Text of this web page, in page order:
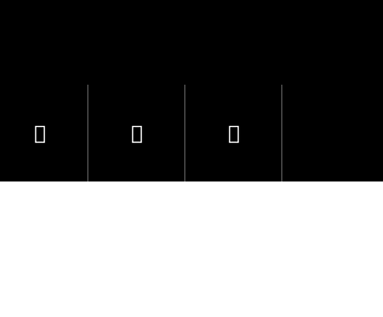
Hledat PřihlášeníNákupní